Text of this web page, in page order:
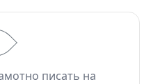
писать на